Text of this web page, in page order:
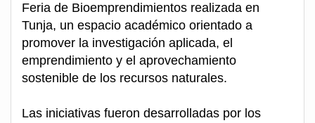
Feria de Bioemprendimientos realizada en
Tunja, un espacio académico orientado a
promover la investigación aplicada, el
emprendimiento y el aprovechamiento
sostenible de los recursos naturales.
Las iniciativas fueron desarrolladas por los